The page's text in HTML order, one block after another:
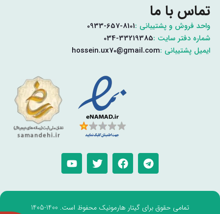
تماس با ما
واحد فروش و پشتیبانی :0933-657-8101
شماره دفتر سایت :034-33219385
ایمیل پشتیبانی :hossein.ux70@gmail.com
تمامی حقوق برای گیتار هارمونیک محفوظ است. 1400-1405